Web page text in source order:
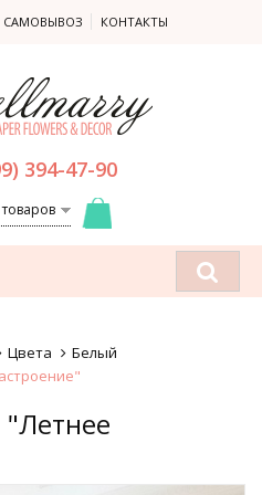
САМОВЫВОЗ КОНТАКТЫ
394-47-90
Цвета
Белый
"Летнее